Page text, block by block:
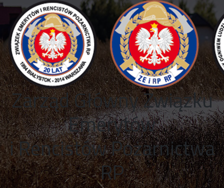
Zarząd Główny Związku
Emerytów
i Rencistów Pożarnictwa
RP